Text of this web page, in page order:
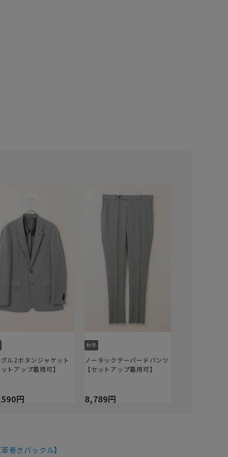
ル2ボタンジャケット
トアップ着用可】
円
ノータックテーパードパンツ
【セットアップ着用可】
8,789円
巻きバックル】